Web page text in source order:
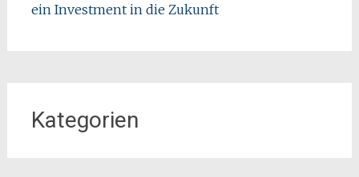
ein Investment in die Zukunft
Kategorien